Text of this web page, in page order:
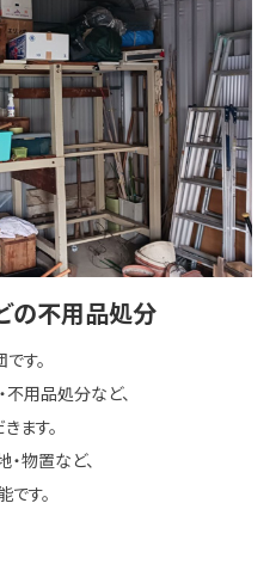
の不用品処分
す。
用品処分など、
ます。
・物置など、
す。